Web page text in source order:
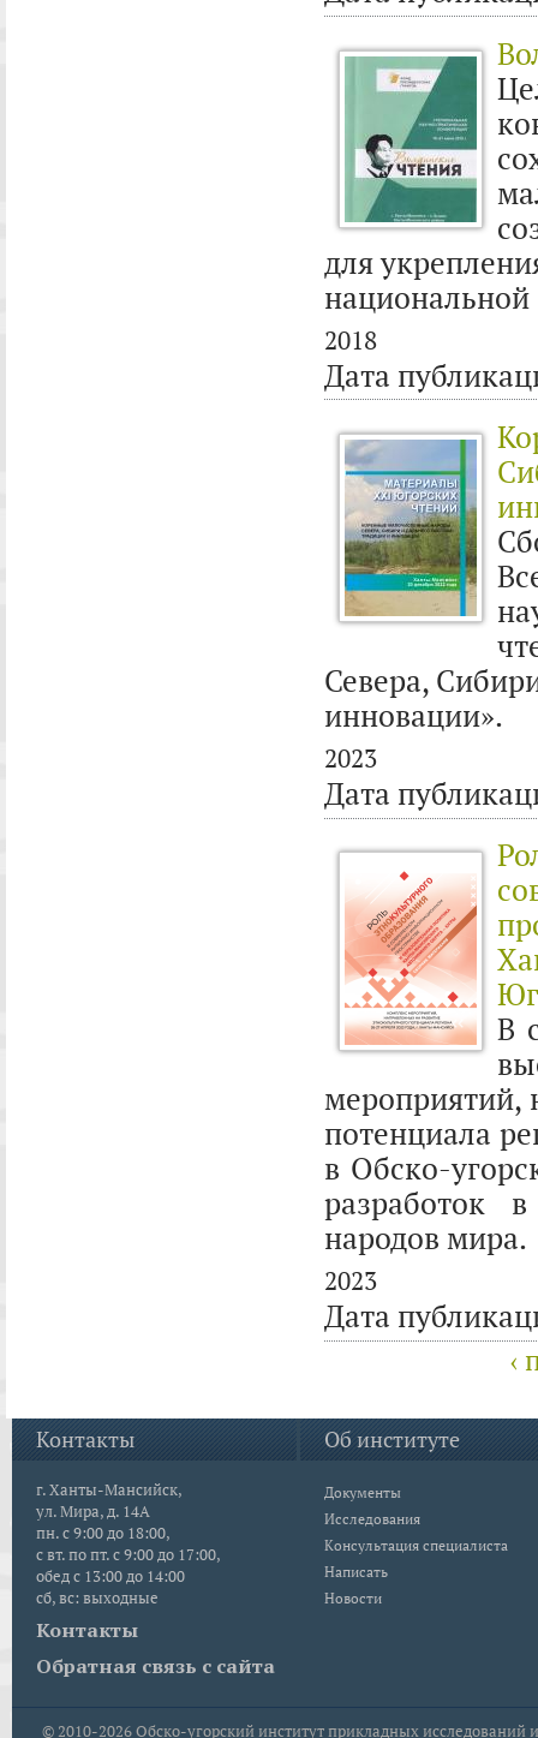
для
национальной
2018
Дата
Севера,
инновации».
2023
Дата
В
мероприятий,
потенциала
в Обско-
разработок
народов мира.
2023
Дата
‹
Контакты
г. Ханты-Мансийск,
ул. Мира, д. 14А
пн. с 9:00 до 18:00,
с вт. по пт. с 9:00 до 17:00,
обед с 13:00 до 14:00
сб, вс: выходные
Контакты
Обратная связь с сайта
Об институте
Документы
Исследования
Консультация специалиста
Написать
Новости
© 2010-2026Обско-угорский институт прикладных исследований